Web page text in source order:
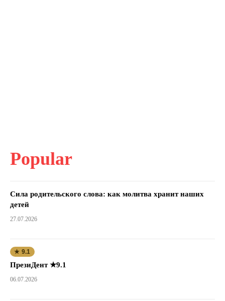
Popular
Сила родительского слова: как молитва хранит наших
детей
27.07.2026
★ 9.1
ПрезиДент ★9.1
06.07.2026